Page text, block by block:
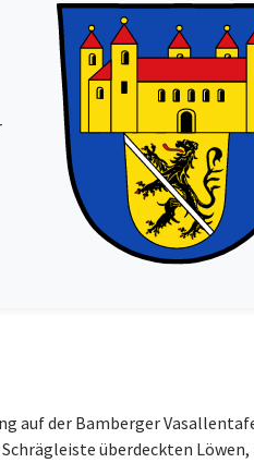
auf der Bamberger
überdeckten Löwen,